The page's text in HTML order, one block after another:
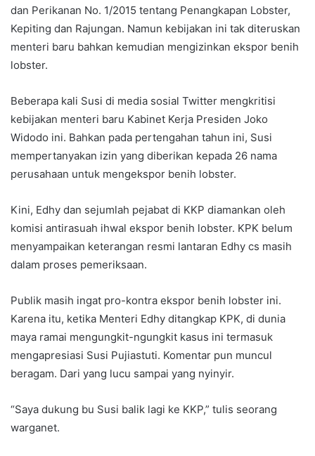
dan Perikanan No. 1/2015 tentang Penangkapan Lobster,
Kepiting dan Rajungan. Namun kebijakan ini tak diteruskan
menteri baru bahkan kemudian mengizinkan ekspor benih
lobster.
Beberapa kali Susi di media sosial Twitter mengkritisi
kebijakan menteri baru Kabinet Kerja Presiden Joko
Widodo ini. Bahkan pada pertengahan tahun ini, Susi
mempertanyakan izin yang diberikan kepada 26 nama
perusahaan untuk mengekspor benih lobster.
Kini, Edhy dan sejumlah pejabat di KKP diamankan oleh
komisi antirasuah ihwal ekspor benih lobster. KPK belum
menyampaikan keterangan resmi lantaran Edhy cs masih
dalam proses pemeriksaan.
Publik masih ingat pro-kontra ekspor benih lobster ini.
Karena itu, ketika Menteri Edhy ditangkap KPK, di dunia
maya ramai mengungkit-ngungkit kasus ini termasuk
mengapresiasi Susi Pujiastuti. Komentar pun muncul
beragam. Dari yang lucu sampai yang nyinyir.
“Saya dukung bu Susi balik lagi ke KKP,” tulis seorang
warganet.